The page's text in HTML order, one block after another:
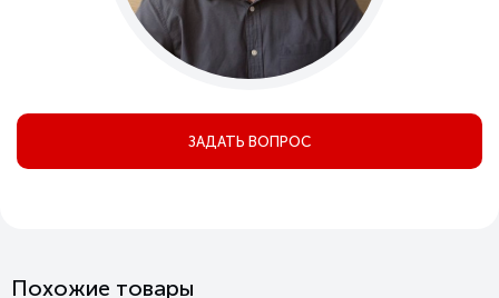
ЗАДАТЬ ВОПРОС
Похожие товары